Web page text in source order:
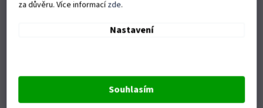
za důvěru. Více informacízde.
Nastavení
Souhlasím